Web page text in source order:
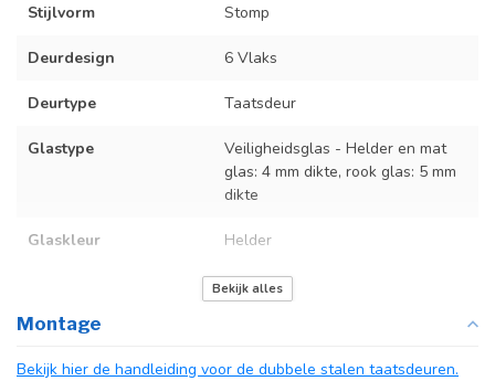
Stijlvorm Stomp
Deurdesign 6 Vlaks
Deurtype Taatsdeur
Glastype
Veiligheidsglas - Helder en mat
glas: 4 mm dikte, rook glas: 5 mm
dikte
Glaskleur Helder
U kunt een tabel vinden met de
exacte deurmaten in de
Bekijk alles
Montage
Bekijk hier de handleiding voor de dubbele stalen taatsdeuren.